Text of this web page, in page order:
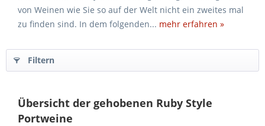
von Weinen wie Sie so auf der Welt nicht ein zweites mal
zu finden sind. In dem folgenden... mehr erfahren »
Filtern
Übersicht der gehobenen Ruby Style
Portweine